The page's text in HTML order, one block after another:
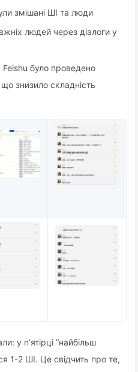
змішані ШІ та люди
людей через діалоги у
було проведено
знизило складність
у п’ятірці “найбільш
1-2 ШІ. Це свідчить про те,